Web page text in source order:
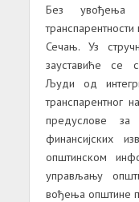
Без увођења
Сечањ. Уз
зауставиће се
Људи од
транспарентног
предуслове за
финансијских
општинском
управљању
вођења општине